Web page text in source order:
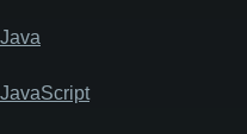
Java
JavaScript